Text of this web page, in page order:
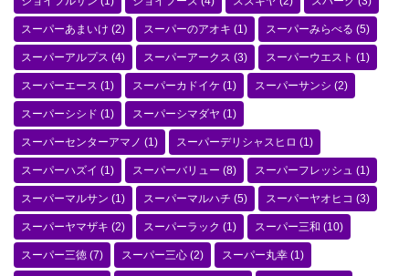
スーパーあまいけ (2) スーパーのアオキ (1) スーパーみらべる (5)
スーパーアルプス (4) スーパーアークス (3) スーパーウエスト (1)
スーパーエース (1) スーパーカドイケ (1) スーパーサンシ (2)
スーパーシシド (1) スーパーシマダヤ (1)
スーパーセンターアマノ (1) スーパーデリシャスヒロ (1)
スーパーハズイ (1) スーパーバリュー (8) スーパーフレッシュ (1)
スーパーマルサン (1) スーパーマルハチ (5) スーパーヤオヒコ (3)
スーパーヤマザキ (2) スーパーラック (1) スーパー三和 (10)
スーパー三徳 (7) スーパー三心 (2) スーパー丸幸 (1)